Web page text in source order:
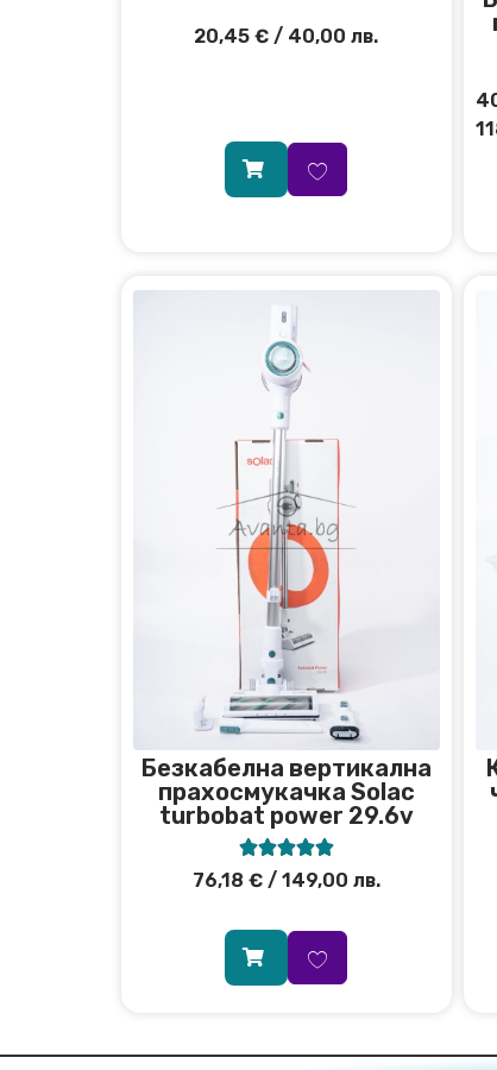
20,45€ / 40,00 лв.
Безкабелна вертикална
прахосмукачка Solac
turbobat power 29.6v

76,18 €/ 149,00 лв.